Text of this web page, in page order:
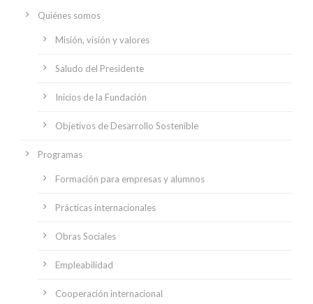
Quiénes somos
Misión, visión y valores
Saludo del Presidente
Inicios de la Fundación
Objetivos de Desarrollo Sostenible
Programas
Formación para empresas y alumnos
Prácticas internacionales
Obras Sociales
Empleabilidad
Cooperación internacional